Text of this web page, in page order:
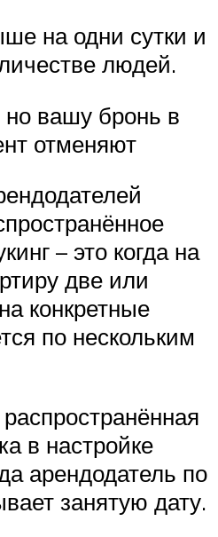
на одни сутки и
людей.
вашу бронь в
отменяют
– это когда на
две или
конкретные
по нескольким
в настройке
арендодатель по
занятую дату.